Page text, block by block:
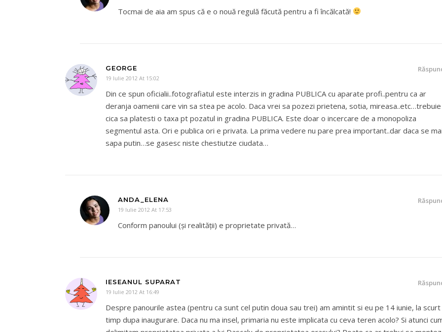
Tocmai de aia am spus că e o nouă regulă făcută pentru a fi încălcată!
GEORGE
19 Iulie 2012 At 15:02
Din ce spun oficialii..fotografiatul este interzis in gradina PUBLICA cu aparate profi..pentru ca ar
deranja oamenii care vin sa stea pe acolo. Daca vrei sa pozezi prietena, sotia, mireasa..etc…trebuie
cica sa platesti o taxa pt pozatul in gradina PUBLICA. Este doar o incercare de a monopoliza
segmentul asta. Ori e publica ori e privata. La prima vedere nu pare prea important..dar daca se
sapa putin…se gasesc niste chestiutze ciudata…
ANDA_ELENA
19 Iulie 2012 At 17:53
Conform panoului (şi realităţii) e proprietate privată…
IESEANUL SUPARAT
19 Iulie 2012 At 16:49
Despre panourile astea (pentru ca sunt cel putin doua sau trei) am amintit si eu pe 14 iunie, la scurt
timp dupa inaugurare. Daca nu ma insel, primaria nu este implicata cu ceva teren acolo? Si atunci